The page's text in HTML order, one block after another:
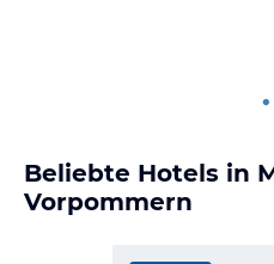
Beliebte Hotels in
Vorpommern